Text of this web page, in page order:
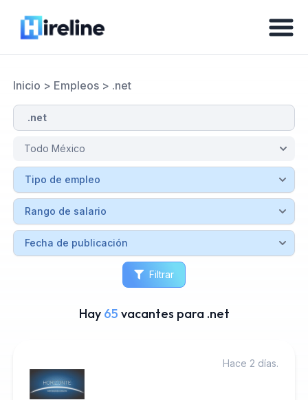
Inicio > Empleos> .net
Filtrar
Hay 65 vacantes para .net
Hace 2 días.